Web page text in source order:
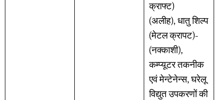
क्राफ्ट)
(अलीह), धातु शिल्प
(मेटल क्रापट)-
(नक्काशी),
कम्प्यूटर तकनीक
एवं मेन्टेनेन्स, घरेलू
विद्युत उपकरणों की